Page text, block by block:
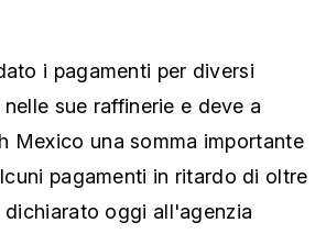
i pagamenti per diversi
sue raffinerie e deve a
Mexico una somma importante
pagamenti in ritardo di oltre
oggi all'agenzia